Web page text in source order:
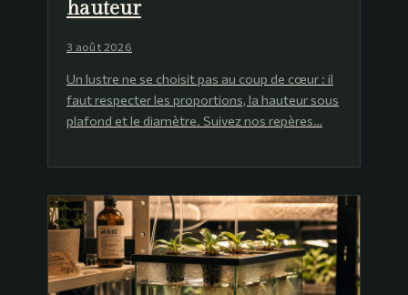
hauteur
3 août 2026
Un lustre ne se choisit pas au coup de cœur : il
faut respecter les proportions, la hauteur sous
plafond et le diamètre. Suivez nos repères…